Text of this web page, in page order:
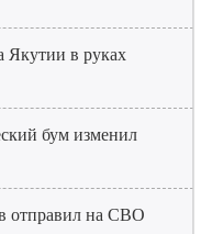
Якутии в руках
бум изменил
отправил на СВО